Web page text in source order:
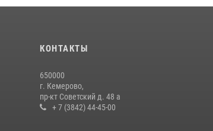
КОНТАКТЫ
650000
г. Кемерово,
пр-кт Советский д. 48 а
+ 7 (3842) 44-45-00